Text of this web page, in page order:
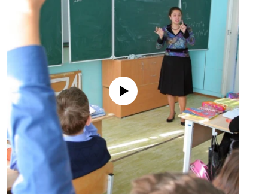
No media source currently available